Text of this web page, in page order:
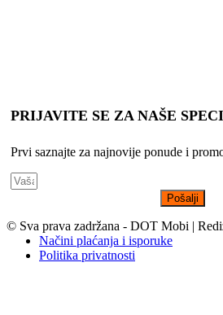
PRIJAVITE SE ZA NAŠE
Prvi saznajte za najnovije ponude i
Pošalji
© Sva prava zadržana - DOT Mobi |
Načini plaćanja i isporuke
Politika privatnosti